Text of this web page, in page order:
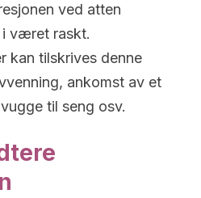
ved atten
i været raskt.
kan tilskrives denne
ankomst av et
til seng osv.